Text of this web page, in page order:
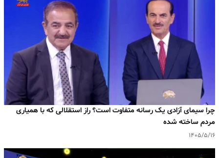
چرا سیمای آزادی یک رسانه متفاوت است؟ راز استقلالی که با همیاری
مردم ساخته شده
۱۴۰۵/۵/۱۶